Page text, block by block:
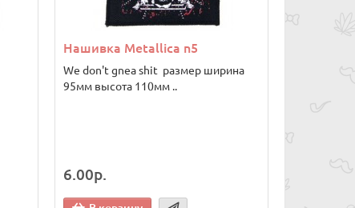
Нашивка Metallica n5
We don't gnea shit размер ширина
95мм высота 110мм ..
6.00р.